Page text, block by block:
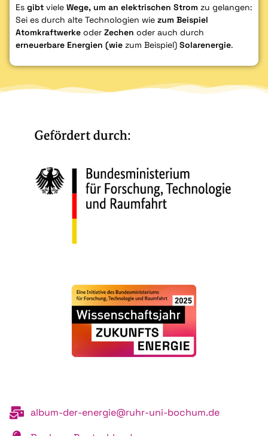
Es gibt viele Wege, um an elektrischen Strom zu gelangen:
Sei es durch alte Technologien wie zum Beispiel
Atomkraftwerke oder Zechen oder auch durch
erneuerbare Energien (wie zum Beispiel) Solarenergie.
album-der-energie@ruhr-uni-bochum.de